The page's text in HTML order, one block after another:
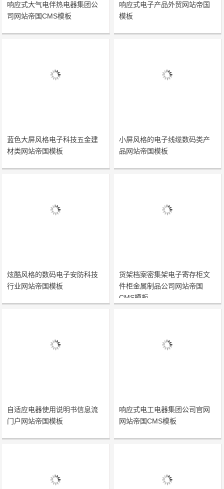
响应式大气电伴热电器集团公
司网站帝国CMS模板
响应式电子产品外贸网站帝国
模板
蓝色大屏风格电子科技五金建
材类网站帝国模板
小屏风格的电子线缆数码类产
品网站帝国模板
炫酷风格的数码电子安防科技
行业网站帝国模板
货架档案密集架电子寄存柜文
件柜金属制品公司网站帝国
CMS模板
自适应电器使用说明书信息流
门户网站帝国模板
响应式电工电器集团公司官网
网站帝国CMS模板